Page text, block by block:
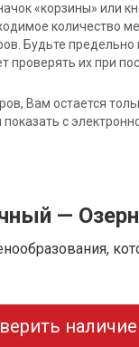
«корзины» или
количество
Будьте предельно
проверять их при
Вам остается
с
—